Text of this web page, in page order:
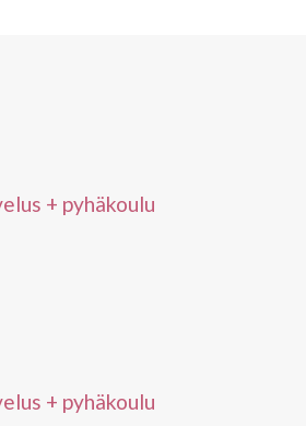
+ pyhäkoulu
+ pyhäkoulu